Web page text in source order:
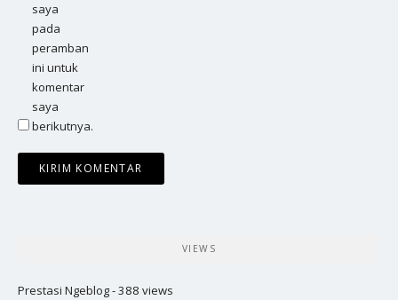
saya
pada
peramban
ini untuk
komentar
saya
berikutnya.
VIEWS
Prestasi Ngeblog- 388 views